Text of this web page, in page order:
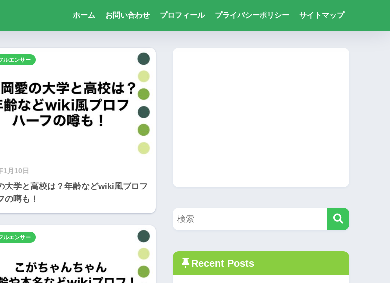
ホーム お問い合わせ プロフィール プライバシーポリシー サイトマップ
1月10日
大学と高校は？年齢などwiki風プロフ
の噂も！
ルエンサー
ルエンサー
Recent Posts